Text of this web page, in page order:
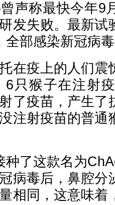
声称最快今年9
发失败。最新试
全部感染新冠病
在疫上的人们震
6只猴子在注射
了疫苗，产生了
注射疫苗的普通
种了这款名为
病毒后，鼻腔分
相同，这意味着